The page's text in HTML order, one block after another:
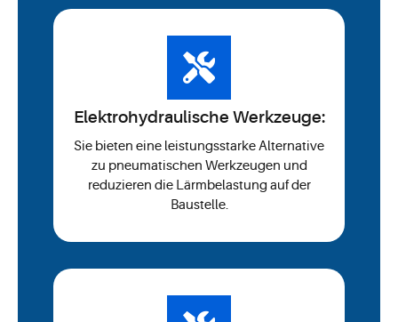
Elektrohydraulische Werkzeuge:
Sie bieten eine leistungsstarke Alternative
zu pneumatischen Werkzeugen und
reduzieren die Lärmbelastung auf der
Baustelle.